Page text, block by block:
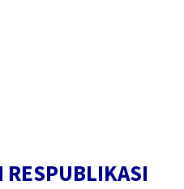
RESPUBLIKASI